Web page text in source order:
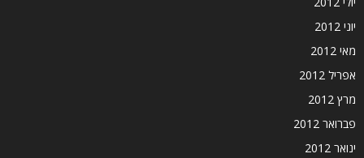
יוני 2012
מאי 2012
אפריל 2012
מרץ 2012
פברואר 2012
ינואר 2012